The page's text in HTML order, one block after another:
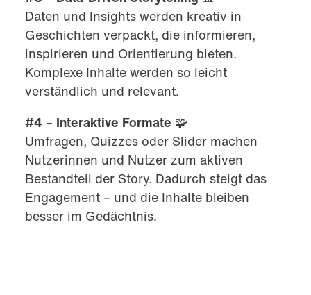
Daten und Insights werden kreativ in
Geschichten verpackt, die informieren,
inspirieren und Orientierung bieten.
Komplexe Inhalte werden so leicht
verständlich und relevant.
#4 – Interaktive Formate 🧩
Umfragen, Quizzes oder Slider machen
Nutzerinnen und Nutzer zum aktiven
Bestandteil der Story. Dadurch steigt das
Engagement – und die Inhalte bleiben
besser im Gedächtnis.